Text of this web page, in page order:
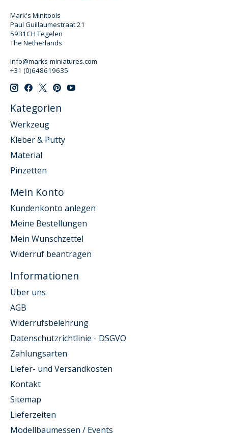
Mark's Minitools
Paul Guillaumestraat 21
5931CH Tegelen
The Netherlands
Info@marks-miniatures.com
+31 (0)648619635
Kategorien
Werkzeug
Kleber & Putty
Material
Pinzetten
Mein Konto
Kundenkonto anlegen
Meine Bestellungen
Mein Wunschzettel
Widerruf beantragen
Informationen
Über uns
AGB
Widerrufsbelehrung
Datenschutzrichtlinie - DSGVO
Zahlungsarten
Liefer- und Versandkosten
Kontakt
Sitemap
Lieferzeiten
Modellbaumessen / Events